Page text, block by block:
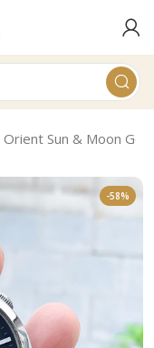
Sun & Moon
-58%